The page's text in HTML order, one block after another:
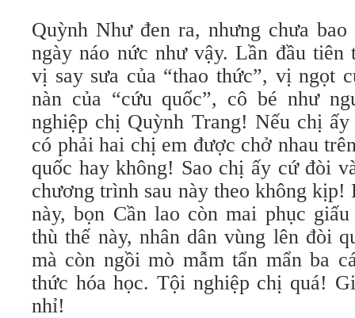
Quỳnh Như đen ra, nhưng chưa
ngày náo nức như vậy. Lần đầu
vị say sưa của “thao thức”, vị ngọt
nàn của “cứu quốc”, cô bé như
nghiệp chị Quỳnh Trang! Nếu chị
có phải hai chị em được chở nhau
quốc hay không! Sao chị ấy cứ đòi
chương trình sau này theo không
này, bọn Cần lao còn mai phục
thù thế này, nhân dân vùng lên đòi
mà còn ngồi mò mẫm tẩn mẩn ba
thức hóa học. Tội nghiệp chị quá!
nhỉ!